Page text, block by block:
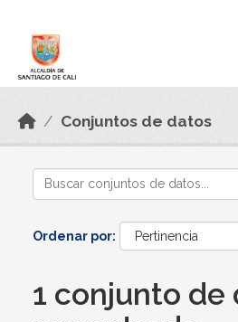
Conjuntos de datos
Ordenar por
1 conjunto de